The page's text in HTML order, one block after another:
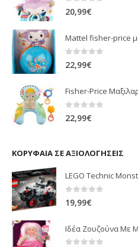
0 out of 5
20,99€
22,99€
22,99€
ΚΟΡΥΦΑΊΑ ΣΕ ΑΞΙΟΛΟΓΉΣΕΙΣ
19,99€
Ιδέα Ζουζούνα Με